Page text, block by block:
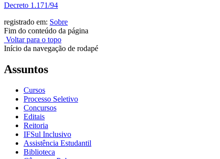
Decreto 1.171/94
registrado em: Sobre
Fim do conteúdo da página
Voltar para o topo
Início da navegação de rodapé
Assuntos
Cursos
Processo Seletivo
Concursos
Editais
Reitoria
IFSul Inclusivo
Assistência Estudantil
Biblioteca